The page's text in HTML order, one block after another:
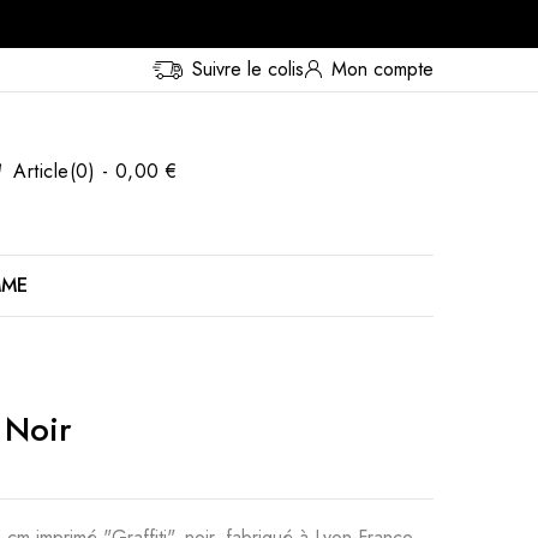
Suivre le colis Mon compte
Article(0) - 0,00 €